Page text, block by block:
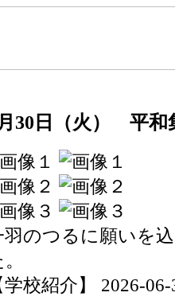
30日（火） 平和
羽のつるに願いを
学校紹介】 2026-